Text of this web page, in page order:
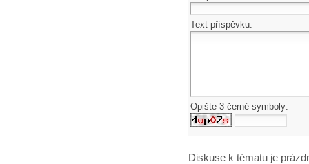
Text příspěvku:
Opište 3 černé symboly:
Diskuse k tématu je